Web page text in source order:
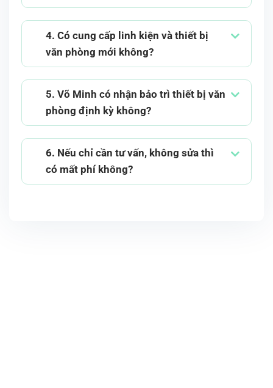
4. Có cung cấp linh kiện và thiết bị
văn phòng mới không?
5. Võ Minh có nhận bảo trì thiết bị văn
phòng định kỳ không?
6. Nếu chỉ cần tư vấn, không sửa thì
có mất phí không?